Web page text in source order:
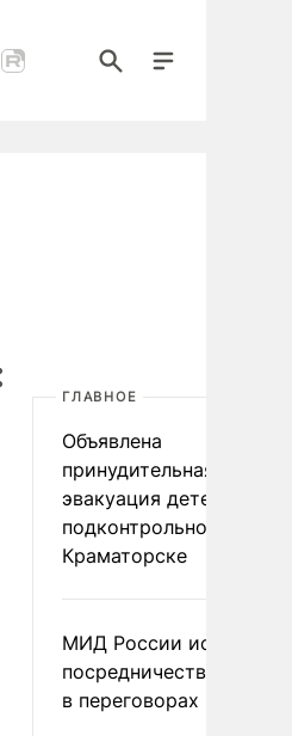
ГЛАВНОЕ
Объявлена
принудительная
эвакуация детей в
подконтрольном Киеву
Краматорске
МИД России исключил
посредничество
в переговорах по